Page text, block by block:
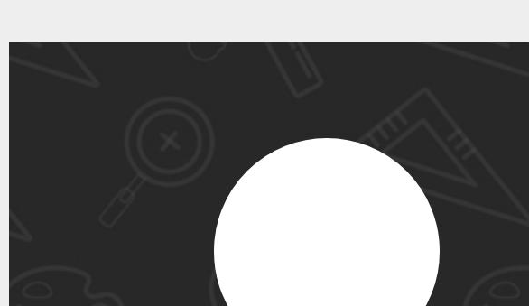
恭喜159****4201用户作品